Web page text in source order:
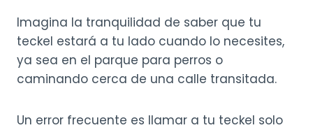
Imagina la tranquilidad de saber que tu
teckel estará a tu lado cuando lo necesites,
ya sea en el parque para perros o
caminando cerca de una calle transitada.
Un error frecuente es llamar a tu teckel solo